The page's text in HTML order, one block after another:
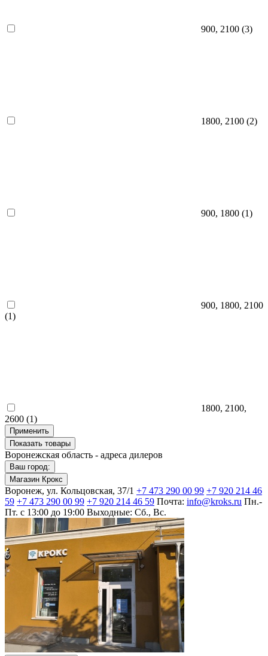
900, 2100 (3)
1800, 2100 (2)
900, 1800 (1)
900, 1800, 2100
(1)
1800, 2100,
2600 (1)
Применить
Показать товары
Воронежская область - адреса дилеров
Ваш город:
Магазин Крокс
Воронеж, ул. Кольцовская, 37/1 +7 473 290 00 99 +7 920 214 46
59 +7 473 290 00 99 +7 920 214 46 59 Почта: info@kroks.ru Пн.-
Пт. с 13:00 до 19:00 Выходные: Сб., Вс.